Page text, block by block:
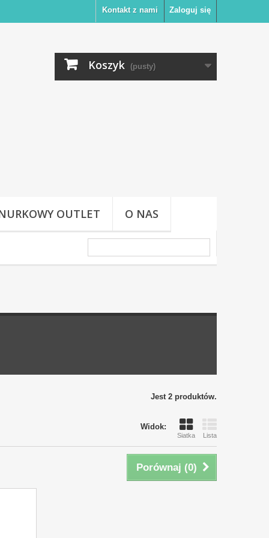
Zaloguj się
Kontakt z nami
Koszyk (pusty)
OUTLET O NAS
Jest 2 produktów.
Widok:
Siatka Lista
Porównaj (0)